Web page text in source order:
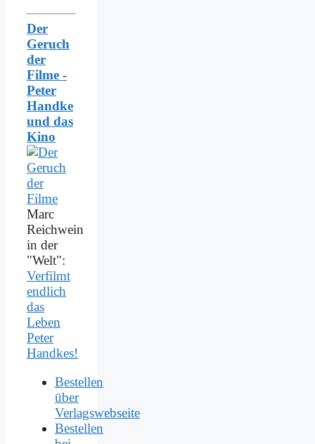
Der
Geruch
der
Filme -
Peter
Handke
und das
Kino
Marc
Reichwein
in der
"Welt":
Verfilmt
endlich
das
Leben
Peter
Handkes!
Bestellen
über
Verlagswebseite
Bestellen